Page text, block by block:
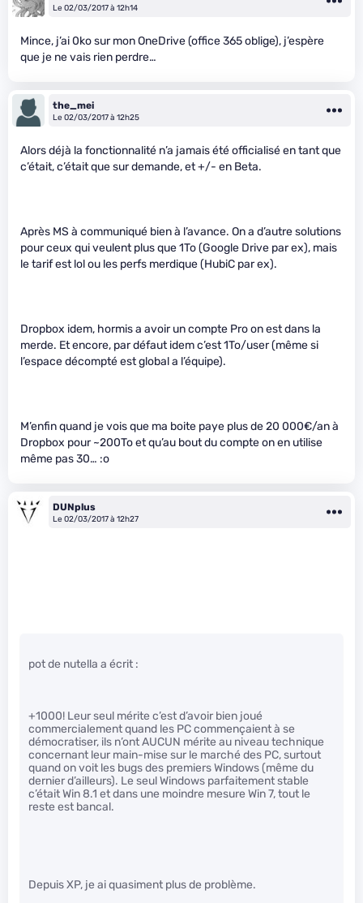
Le 02/03/2017 à 12h14
Mince, j’ai 0ko sur mon OneDrive (office 365 oblige), j’espère
que je ne vais rien perdre…
the_mei
Le 02/03/2017 à 12h25
Alors déjà la fonctionnalité n’a jamais été officialisé en tant que
c’était, c’était que sur demande, et +/- en Beta.
Après MS à communiqué bien à l’avance. On a d’autre solutions
pour ceux qui veulent plus que 1To (Google Drive par ex), mais
le tarif est lol ou les perfs merdique (HubiC par ex).
Dropbox idem, hormis a avoir un compte Pro on est dans la
merde. Et encore, par défaut idem c’est 1To/user (même si
l’espace décompté est global a l’équipe).
M’enfin quand je vois que ma boite paye plus de 20 000€/an à
Dropbox pour ~200To et qu’au bout du compte on en utilise
même pas 30… :o
DUNplus
Le 02/03/2017 à 12h27
pot de nutella a écrit :
+1000! Leur seul mérite c’est d’avoir bien joué
commercialement quand les PC commençaient à se
démocratiser, ils n’ont AUCUN mérite au niveau technique
concernant leur main-mise sur le marché des PC, surtout
quand on voit les bugs des premiers Windows (même du
dernier d’ailleurs). Le seul Windows parfaitement stable
c’était Win 8.1 et dans une moindre mesure Win 7, tout le
reste est bancal.
Depuis XP, je ai quasiment plus de problème.